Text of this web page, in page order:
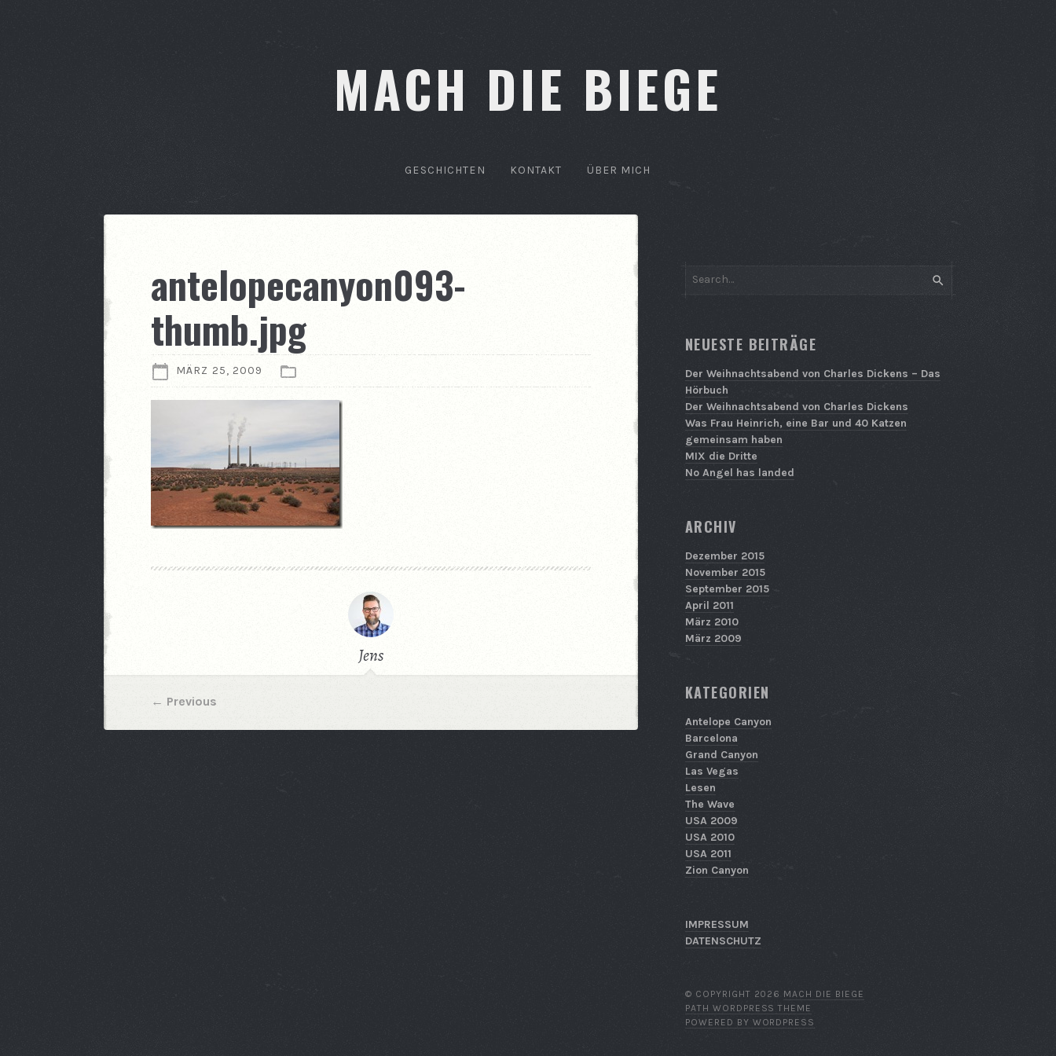
MACH DIE BIEGE
GESCHICHTEN KONTAKT ÜBER MICH
antelopecanyon093-
thumb.jpg
MÄRZ 25, 2009
Jens
← Previous
SEARCH
NEUESTE BEITRÄGE
Der Weihnachtsabend von Charles Dickens – Das
Hörbuch
Der Weihnachtsabend von Charles Dickens
Was Frau Heinrich, eine Bar und 40 Katzen
gemeinsam haben
MIX die Dritte
No Angel has landed
ARCHIV
Dezember 2015
November 2015
September 2015
April 2011
März 2010
März 2009
KATEGORIEN
Antelope Canyon
Barcelona
Grand Canyon
Las Vegas
Lesen
The Wave
USA 2009
USA 2010
USA 2011
Zion Canyon
IMPRESSUM
DATENSCHUTZ
© COPYRIGHT 2026 MACH DIE BIEGE
PATH WORDPRESS THEME
POWERED BY WORDPRESS